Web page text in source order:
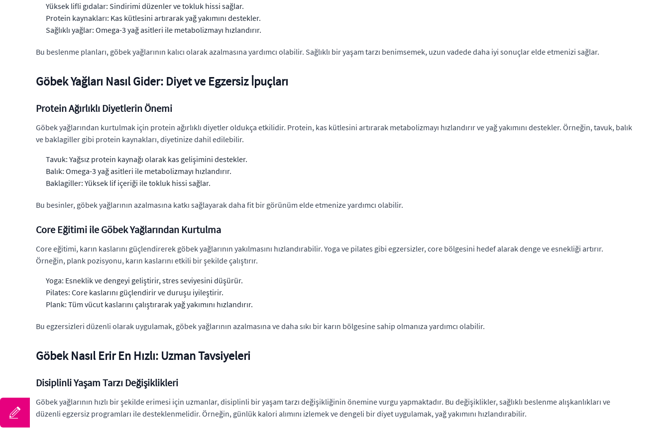
Yüksek lifli gıdalar: Sindirimi düzenler ve tokluk hissi sağlar.
Protein kaynakları: Kas kütlesini artırarak yağ yakımını destekler.
Sağlıklı yağlar: Omega-3 yağ asitleri ile metabolizmayı hızlandırır.
Bu beslenme planları, göbek yağlarının kalıcı olarak azalmasına yardımcı olabilir. Sağlıklı bir yaşam tarzı benimsemek, uzun vadede daha iyi sonuçlar elde etmenizi sağlar.
Göbek Yağları Nasıl Gider: Diyet ve Egzersiz İpuçları
Protein Ağırlıklı Diyetlerin Önemi
Göbek yağlarından kurtulmak için protein ağırlıklı diyetler oldukça etkilidir. Protein, kas kütlesini artırarak metabolizmayı hızlandırır ve yağ yakımını destekler. Örneğin, tavuk, balık
ve baklagiller gibi protein kaynakları, diyetinize dahil edilebilir.
Tavuk: Yağsız protein kaynağı olarak kas gelişimini destekler.
Balık: Omega-3 yağ asitleri ile metabolizmayı hızlandırır.
Baklagiller: Yüksek lif içeriği ile tokluk hissi sağlar.
Bu besinler, göbek yağlarının azalmasına katkı sağlayarak daha fit bir görünüm elde etmenize yardımcı olabilir.
Core Eğitimi ile Göbek Yağlarından Kurtulma
Core eğitimi, karın kaslarını güçlendirerek göbek yağlarının yakılmasını hızlandırabilir. Yoga ve pilates gibi egzersizler, core bölgesini hedef alarak denge ve esnekliği artırır.
Örneğin, plank pozisyonu, karın kaslarını etkili bir şekilde çalıştırır.
Yoga: Esneklik ve dengeyi geliştirir, stres seviyesini düşürür.
Pilates: Core kaslarını güçlendirir ve duruşu iyileştirir.
Plank: Tüm vücut kaslarını çalıştırarak yağ yakımını hızlandırır.
Bu egzersizleri düzenli olarak uygulamak, göbek yağlarının azalmasına ve daha sıkı bir karın bölgesine sahip olmanıza yardımcı olabilir.
Göbek Nasıl Erir En Hızlı: Uzman Tavsiyeleri
Disiplinli Yaşam Tarzı Değişiklikleri
Göbek yağlarının hızlı bir şekilde erimesi için uzmanlar, disiplinli bir yaşam tarzı değişikliğinin önemine vurgu yapmaktadır. Bu değişiklikler, sağlıklı beslenme alışkanlıkları ve
düzenli egzersiz programları ile desteklenmelidir. Örneğin, günlük kalori alımını izlemek ve dengeli bir diyet uygulamak, yağ yakımını hızlandırabilir.